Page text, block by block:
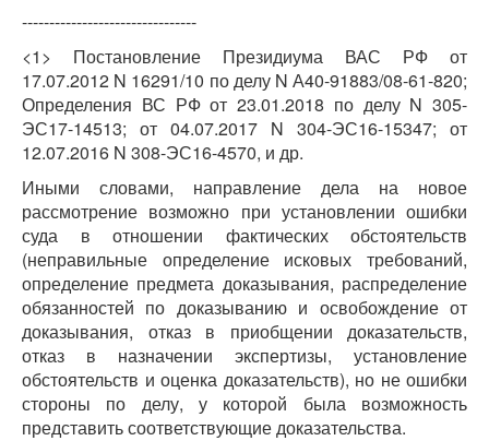
--------------------------------
<1> Постановление Президиума ВАС РФ от
17.07.2012 N 16291/10 по делу N А40-91883/08-61-820;
Определения ВС РФ от 23.01.2018 по делу N 305-
ЭС17-14513; от 04.07.2017 N 304-ЭС16-15347; от
12.07.2016 N 308-ЭС16-4570, и др.
Иными словами, направление дела на новое
рассмотрение возможно при установлении ошибки
суда в отношении фактических обстоятельств
(неправильные определение исковых требований,
определение предмета доказывания, распределение
обязанностей по доказыванию и освобождение от
доказывания, отказ в приобщении доказательств,
отказ в назначении экспертизы, установление
обстоятельств и оценка доказательств), но не ошибки
стороны по делу, у которой была возможность
представить соответствующие доказательства.